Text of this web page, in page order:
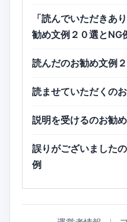
「読んでいただきあ
勧め文例２０選とNG
読んだのお勧め文例
読ませていただくの
説明を受けるのお勧
誤りがございました
例